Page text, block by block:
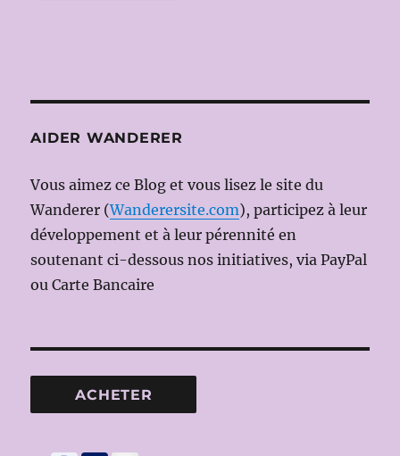
AIDER WANDERER
Vous aimez ce Blog et vous lisez le site du
Wanderer (Wanderersite.com), participez à leur
développement et à leur pérennité en
soutenant ci-dessous nos initiatives, via PayPal
ou Carte Bancaire